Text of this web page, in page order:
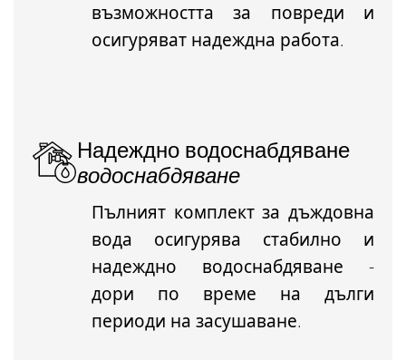
възможността за повреди и
осигуряват надеждна работа.
Надеждно водоснабдяване
водоснабдяване
Пълният комплект за дъждовна
вода осигурява стабилно и
надеждно водоснабдяване -
дори по време на дълги
периоди на засушаване.